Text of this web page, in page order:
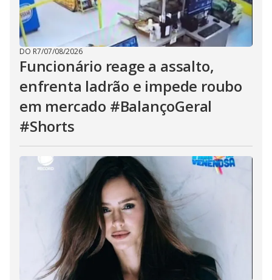
DO R7/07/08/2026
Funcionário reage a assalto,
enfrenta ladrão e impede roubo
em mercado #BalançoGeral
#Shorts